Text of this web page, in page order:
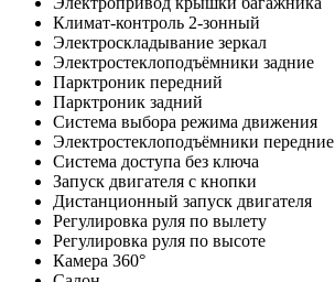
Климат-контроль 2-зонный
Электроскладывание зеркал
Электростеклоподъёмники задние
Парктроник передний
Парктроник задний
Система выбора режима движения
Электростеклоподъёмники передние
Система доступа без ключа
Запуск двигателя с кнопки
Дистанционный запуск двигателя
Регулировка руля по вылету
Регулировка руля по высоте
Камера 360°